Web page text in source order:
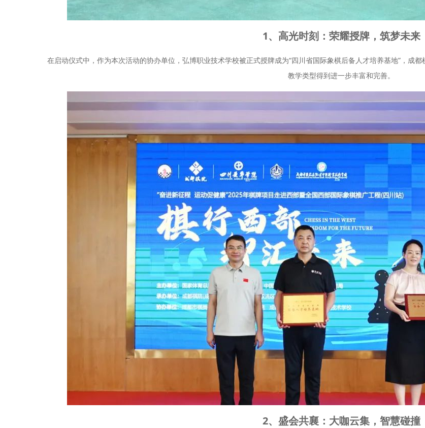
1、高光时刻：荣耀授牌，筑梦未来
在启动仪式中，作为本次活动的协办单位，弘博职业技术学校被正式授牌成为“四川省国际象棋后备人才培养基地”，成
教学类型得到进一步丰富和完善。
2、盛会共襄：大咖云集，智慧碰撞